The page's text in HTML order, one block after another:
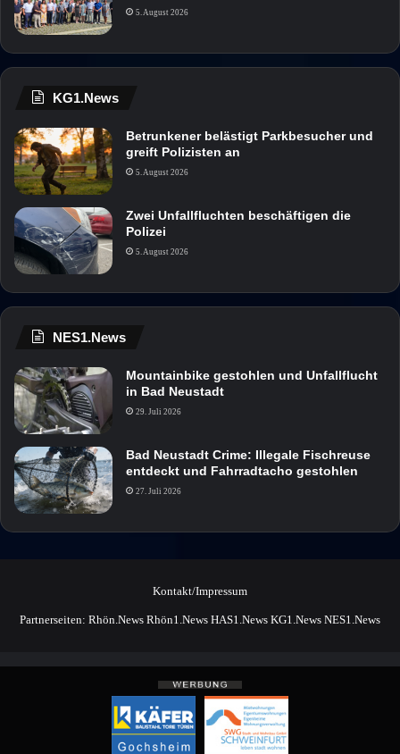
5. August 2026
KG1.News
Betrunkener belästigt Parkbesucher und
greift Polizisten an
5. August 2026
Zwei Unfallfluchten beschäftigen die
Polizei
5. August 2026
NES1.News
Mountainbike gestohlen und Unfallflucht
in Bad Neustadt
29. Juli 2026
Bad Neustadt Crime: Illegale Fischreuse
entdeckt und Fahrradtacho gestohlen
27. Juli 2026
Kontakt/Impressum
Partnerseiten: Rhön.News Rhön1.News HAS1.News KG1.News NES1.News